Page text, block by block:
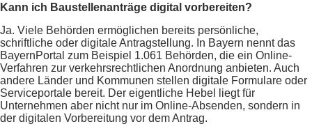
Kann ich Baustellenanträge digital vorbereiten?
Ja. Viele Behörden ermöglichen bereits persönliche,
schriftliche oder digitale Antragstellung. In Bayern nennt das
BayernPortal zum Beispiel 1.061 Behörden, die ein Online-
Verfahren zur verkehrsrechtlichen Anordnung anbieten. Auch
andere Länder und Kommunen stellen digitale Formulare oder
Serviceportale bereit. Der eigentliche Hebel liegt für
Unternehmen aber nicht nur im Online-Absenden, sondern in
der digitalen Vorbereitung vor dem Antrag.